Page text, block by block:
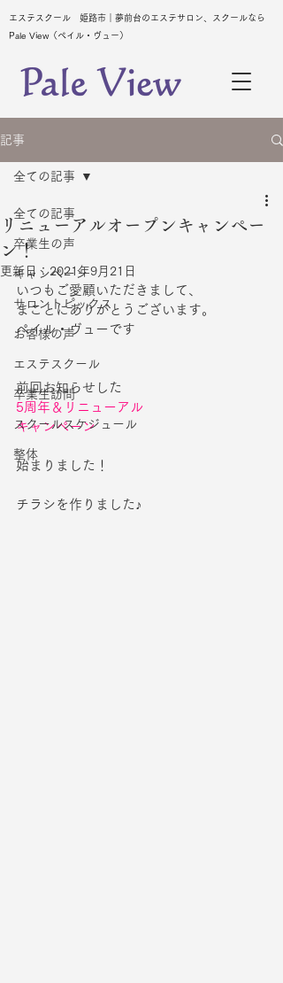
エステスクール 姫路市｜夢前台のエステサロン、スクールなら
Pale View（ペイル・ヴュー）
記事
全ての記事
卒業生の声
キャンペーン
サロントピックス
お客様の声
エステスクール
卒業生訪問
スクールスケジュール
整体
全ての記事
リニューアルオープンキャンペー
ン！
更新日：2021年9月21日
いつもご愛顧いただきまして、
まことにありがとうございます。
ペイル・ヴューです
前回お知らせした
5周年＆リニューアル
キャンペーン
始まりました！
チラシを作りました♪